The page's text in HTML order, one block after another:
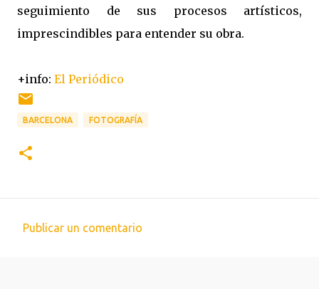
seguimiento de sus procesos artísticos,
imprescindibles para entender su obra.
+info: El Periódico
BARCELONA FOTOGRAFÍA
Publicar un comentario